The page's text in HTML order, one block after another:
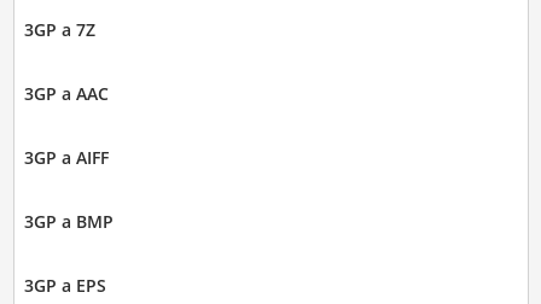
3GP a 7Z
3GP a AAC
3GP a AIFF
3GP a BMP
3GP a EPS